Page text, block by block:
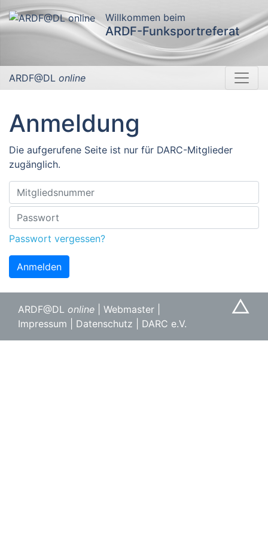
Willkommen beim
ARDF-Funksportreferat
ARDF@DL online
Anmeldung
Die aufgerufene Seite ist nur für DARC-Mitglieder
zugänglich.
Passwort vergessen?
Anmelden
△
ARDF@DL online Webmaster
Impressum
Datenschutz DARC e.V.